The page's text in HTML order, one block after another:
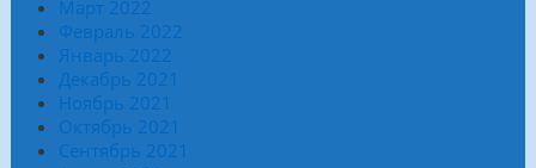
Март 2022
Февраль 2022
Январь 2022
Декабрь 2021
Ноябрь 2021
Октябрь 2021
Сентябрь 2021